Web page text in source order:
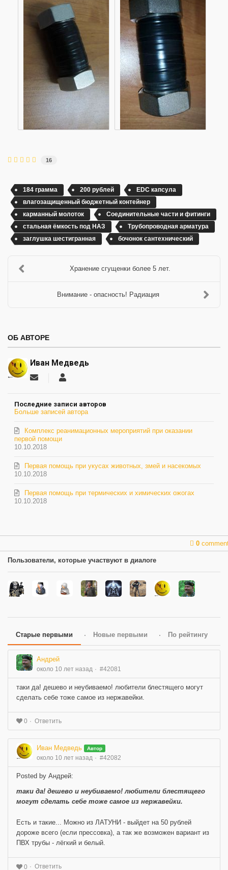
16
184 грамма 200 рублей
EDC капсула
влагозащищенный бюджетный контейнер
карманный молоток
Соединительные части и фитинги
стальная ёмкость под НАЗ
Трубопроводная арматура
заглушка шестигранная
бочонок сантехнический
Хранение сгущенки более 5 лет.
Внимание - опасность! Радиация
ОБ АВТОРЕ
Иван Медведь
Подписаться
автора
Последние записи авторов
Больше записей автора
10.10.2018
Комплекс реанимационных мероприятий при оказании
первой помощи
10.10.2018
Первая помощь при укусах животных, змей и насекомых
10.10.2018
Первая помощь при термических и химических ожогах
0
Пользователи, которые участвуют в диалоге
Старые первыми Новые первыми По рейтингу
Андрей
около 10 лет назад #42081
таки да! дешево и неубиваемо! любители блестящего могут
сделать себе тоже самое из нержавейки.
0 Ответить
Иван Медведь Автор
около 10 лет назад #42082
Posted by Андрей:
таки да! дешево и неубиваемо! любители блестящего
могут сделать себе тоже самое из нержавейки.
Есть и такие... Можно из ЛАТУНИ - выйдет на 50 рублей
дороже всего (если прессовка), а так же возможен вариант из
ПВХ трубы - лёгкий и белый.
0 Ответить